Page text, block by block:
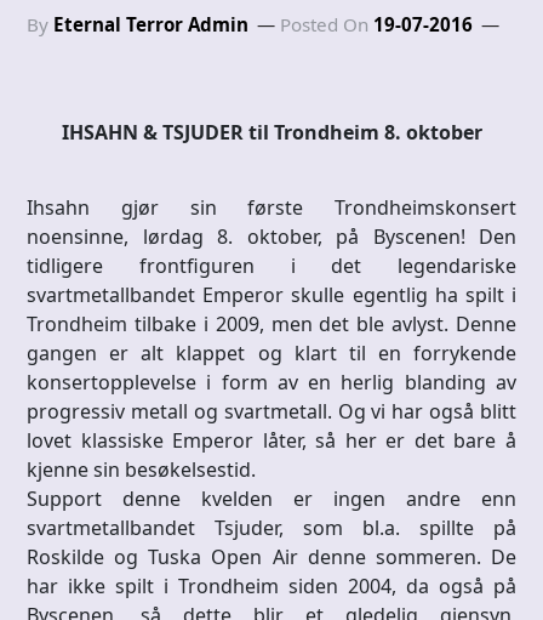
By Eternal Terror Admin Posted On 19-07-2016
IHSAHN & TSJUDER til Trondheim 8. oktober
Ihsahn gjør sin første Trondheimskonsert
noensinne, lørdag 8. oktober, på Byscenen! Den
tidligere frontfiguren i det legendariske
svartmetallbandet Emperor skulle egentlig ha spilt i
Trondheim tilbake i 2009, men det ble avlyst. Denne
gangen er alt klappet og klart til en forrykende
konsertopplevelse i form av en herlig blanding av
progressiv metall og svartmetall. Og vi har også blitt
lovet klassiske Emperor låter, så her er det bare å
kjenne sin besøkelsestid.
Support denne kvelden er ingen andre enn
svartmetallbandet Tsjuder, som bl.a. spillte på
Roskilde og Tuska Open Air denne sommeren. De
har ikke spilt i Trondheim siden 2004, da også på